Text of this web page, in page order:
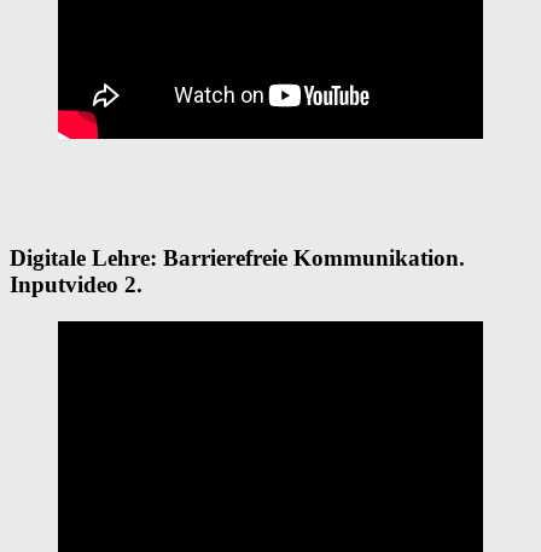
Digitale Lehre: Barrierefreie Kommunikation.
Inputvideo 2.